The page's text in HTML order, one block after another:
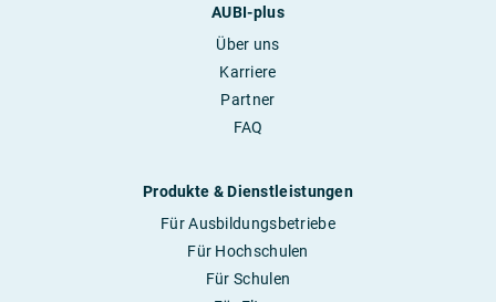
AUBI-plus
Über uns
Karriere
Partner
FAQ
Produkte & Dienstleistungen
Für Ausbildungsbetriebe
Für Hochschulen
Für Schulen